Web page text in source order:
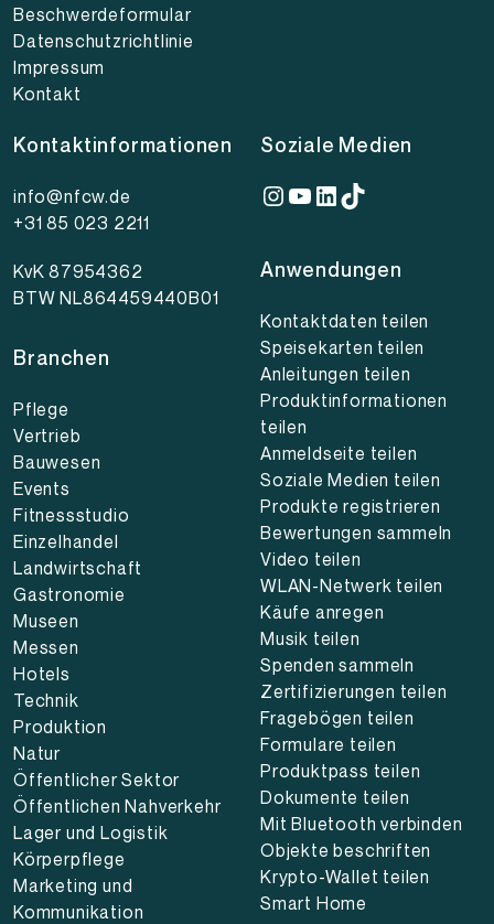
Beschwerdeformular
Datenschutzrichtlinie
Impressum
Kontakt
Kontaktinformationen
info@nfcw.de
+31 85 023 2211
KvK 87954362
BTW NL864459440B01
Branchen
Pflege
Vertrieb
Bauwesen
Events
Fitnessstudio
Einzelhandel
Landwirtschaft
Gastronomie
Museen
Messen
Hotels
Technik
Produktion
Natur
Öffentlicher Sektor
Öffentlichen Nahverkehr
Lager und Logistik
Körperpflege
Marketing und
Kommunikation
Soziale Medien
Instagram
YouTube
LinkedIn
TikTok
Anwendungen
Kontaktdaten teilen
Speisekarten teilen
Anleitungen teilen
Produktinformationen
teilen
Anmeldseite teilen
Soziale Medien teilen
Produkte registrieren
Bewertungen sammeln
Video teilen
WLAN-Netwerk teilen
Käufe anregen
Musik teilen
Spenden sammeln
Zertifizierungen teilen
Fragebögen teilen
Formulare teilen
Produktpass teilen
Dokumente teilen
Mit Bluetooth verbinden
Objekte beschriften
Krypto-Wallet teilen
Smart Home